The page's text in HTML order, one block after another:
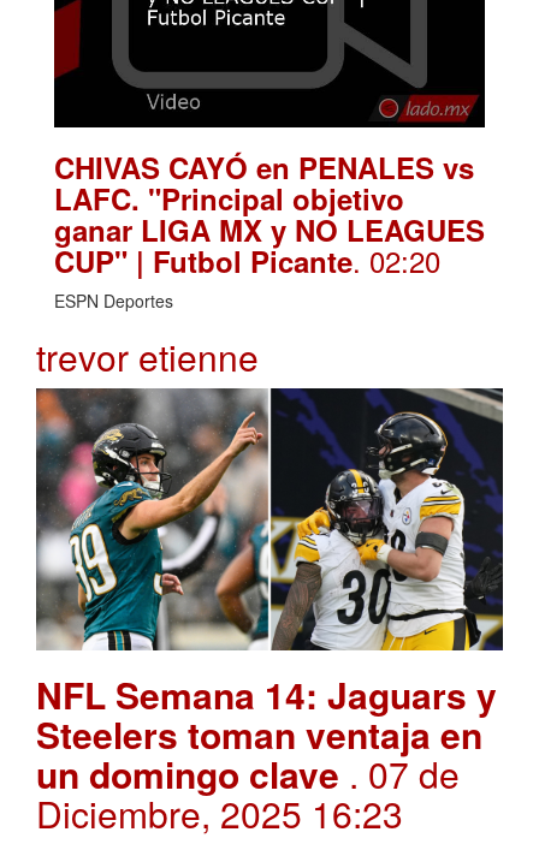
CHIVAS CAYÓ en PENALES vs
LAFC. "Principal objetivo
ganar LIGA MX y NO LEAGUES
CUP" | Futbol Picante. 02:20
ESPN Deportes
trevor etienne
NFL Semana 14: Jaguars y
Steelers toman ventaja en
un domingo clave . 07 de
Diciembre, 2025 16:23